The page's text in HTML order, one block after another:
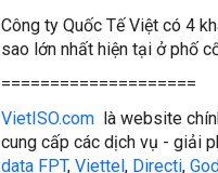
Công ty Quốc Tế Việt có 4
sao lớn nhất hiện tại ở phố
====================
VietISO.com là website
cung cấp các dịch vụ - giải
data FPT, Viettel, Directi,